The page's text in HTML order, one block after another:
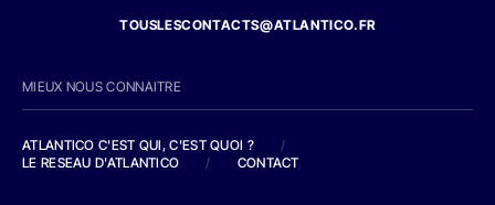
TOUSLESCONTACTS@ATLANTICO.FR
MIEUX NOUS CONNAITRE
ATLANTICO C'EST QUI, C'EST QUOI ?
/
LE RESEAU D'ATLANTICO
/ CONTACT